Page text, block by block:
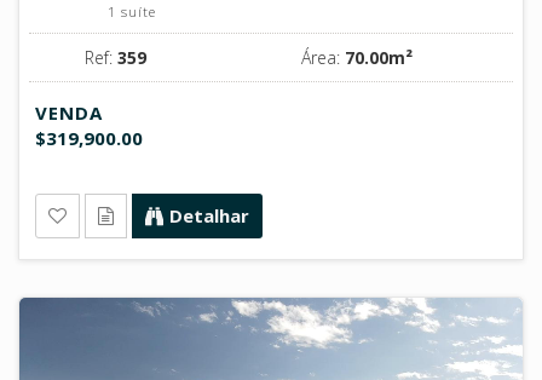
1 suíte
Ref: 359 Área: 70.00m²
VENDA
$319,900.00
Detalhar